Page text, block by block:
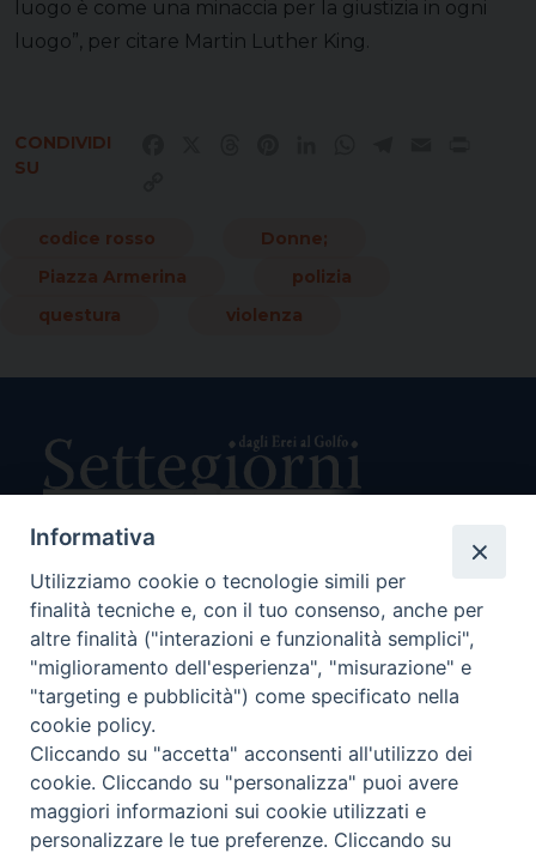
luogo è come una minaccia per la giustizia in ogni
luogo”, per citare Martin Luther King.
CONDIVIDI
SU
codice rosso
Donne;
Piazza Armerina
polizia
questura
violenza
Direttore Responsabile Giuseppe Rabita
Direttore Amministrativo Salvatore Bruno
Editore e Proprietà Opera di Religione della Diocesi di Piazza
Armerina,
Via Cammarata, 21 – Piazza Armerina
P. I. 01121870867
Autorizzazione Tribunale di Enna n. 113 del 24/2/2007
SEGUICI SU:
Informativa
Utilizziamo cookie o tecnologie simili per
finalità tecniche e, con il tuo consenso, anche per
altre finalità ("interazioni e funzionalità semplici",
"miglioramento dell'esperienza", "misurazione" e
"targeting e pubblicità") come specificato nella
cookie policy.
Cliccando su "accetta" acconsenti all'utilizzo dei
cookie. Cliccando su "personalizza" puoi avere
maggiori informazioni sui cookie utilizzati e
personalizzare le tue preferenze. Cliccando su